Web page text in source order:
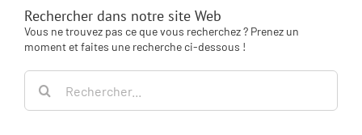
Rechercher dans notre site Web
Vous ne trouvez pas ce que vous recherchez ? Prenez un
moment et faites une recherche ci-dessous !
Rechercher: